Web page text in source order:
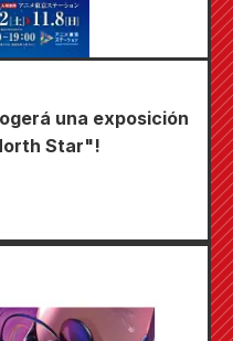
una exposición
Star"!